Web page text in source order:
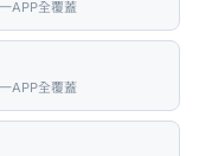
APP全覆蓋
APP全覆蓋